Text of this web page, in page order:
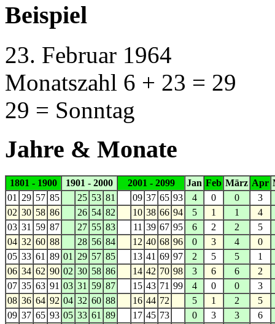
Beispiel
23. Februar 1964
Monatszahl 6 + 23 = 29
29 = Sonntag
Jahre & Monate
1801 - 1900 1901 - 2000 2001 - 2099 Jan Feb März Apr
01
29 57 85 25 53 81 09 37 65 93 4 0 0
3
02 30 58 86 26 54 82 10 38 66 94 5 1 1
4
03 31 59 87 27 55 83 11 39 67 95 6 2 2
5
04 32 60 88 28 56 84 12 40 68 96 0 3 4
0
05 33 61 89 01 29 57 85 13 41 69 97 2 5 5
1
06 34 62 90 02 30 58 86 14 42 70 98 3 6 6
2
07 35 63 91 03 31 59 87 15 43 71 99 4 0 0
3
08 36 64 92 04 32 60 88 16 44 72 5 1 2
5
09 37 65 93 05 33 61 89 17 45 73 0 3 3
6